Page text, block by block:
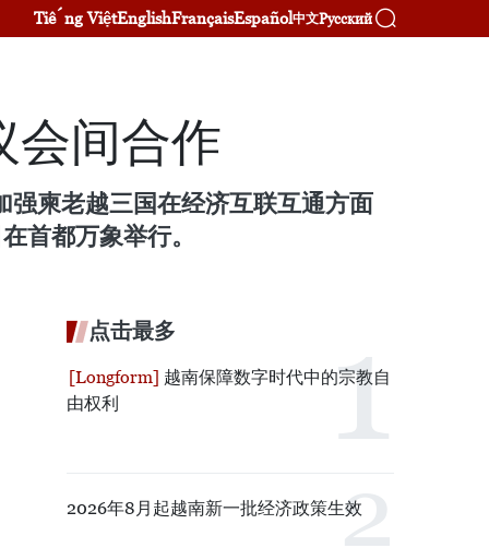
Tiếng ViệtEnglishFrançaisEspañol中文Русский
会间合作
强柬老越三国在经济互联互通方面
首都万象举行。
点击最多
越南保障数字时代中的宗教自
由权利
2026年8月起越南新一批经济政策生效